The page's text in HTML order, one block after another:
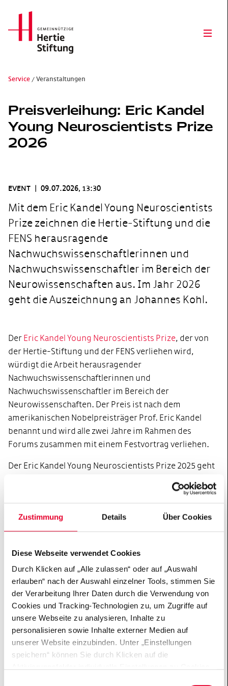
Zustimmung Details Über Cookies
Diese Webseite verwendet Cookies
Durch Klicken auf „Alle zulassen“ oder auf „Auswahl
erlauben“ nach der Auswahl einzelner Tools, stimmen Sie
der Verarbeitung Ihrer Daten durch die Verwendung von
Cookies und Tracking-Technologien zu, um Zugriffe auf
unsere Webseite zu analysieren, Inhalte zu
personalisieren sowie Inhalte externer Medien auf
unserer Website einzubinden. Unter „Einstellungen
speichern“ können Sie durch Klicken auf die
Hertie Stiftung Logo
Service Veranstaltungen
Preisverleihung: Eric Kandel
Young Neuroscientists Prize
2026
EVENT 09.07.2026, 13:30
Mit dem Eric Kandel Young Neuroscientists
Prize zeichnen die Hertie-Stiftung und die
FENS herausragende
Nachwuchswissenschaftlerinnen und
Nachwuchswissenschaftler im Bereich der
Neurowissenschaften aus. Im Jahr 2026
geht die Auszeichnung an Johannes Kohl.
Der Eric Kandel Young Neuroscientists Prize, der von
der Hertie-Stiftung und der FENS verliehen wird,
würdigt die Arbeit herausragender
Nachwuchswissenschaftlerinnen und
Nachwuchswissenschaftler im Bereich der
Neurowissenschaften. Der Preis ist nach dem
amerikanischen Nobelpreisträger Prof. Eric Kandel
benannt und wird alle zwei Jahre im Rahmen des
Forums zusammen mit einem Festvortrag verliehen.
Der Eric Kandel Young Neuroscientists Prize 2025 geht
Festvortrag und die Preisverleihung finden am
Donnerstag,den 9. Juli 2026, von 13:30 bis 14:30 Uhr
in HALLAstatt.
Termin in den Kalender eintragen
VERANSTALTER
FENS